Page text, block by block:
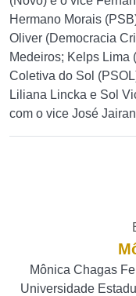
Hermano Morais
Oliver (Democracia
Medeiros; Kelps Lima
Coletiva do Sol
Liliana Lincka e Sol
com o vice José
Mônica Chagas
Universidade